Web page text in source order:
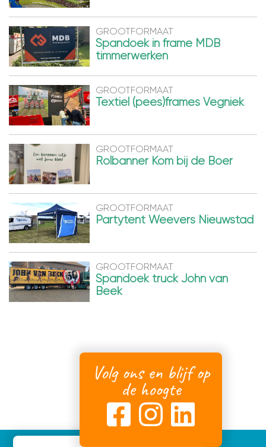
GROOTFORMAAT
Spandoek in frame MDB
timmerwerken
GROOTFORMAAT
Textiel (pees)frames Vegniek
GROOTFORMAAT
Rolbanner Kom bij de Boer
GROOTFORMAAT
Partytent Weevers Nieuwstad
GROOTFORMAAT
Spandoek truck John van
Beek
Volg ons en blijf op
de hoogte